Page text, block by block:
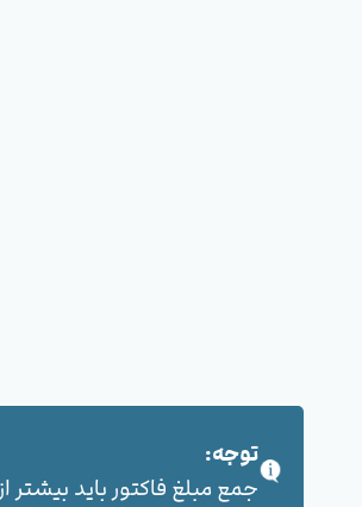
توجه:
جمع مبلغ فاکتور باید بیشتر از 100,000 هزار تومان